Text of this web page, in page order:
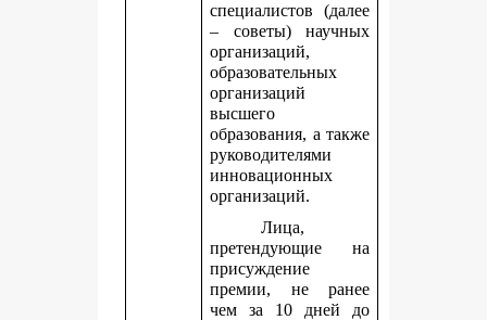
специалистов (далее
– советы) научных
организаций,
образовательных
организаций
высшего
образования, а также
руководителями
инновационных
организаций.
Лица,
претендующие на
присуждение
премии, не ранее
чем за 10 дней до